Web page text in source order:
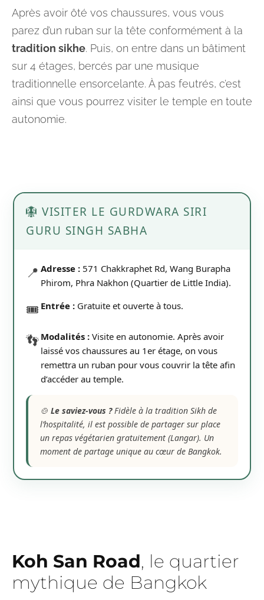
Après avoir ôté vos chaussures, vous vous
parez d’un ruban sur la tête conformément à la
tradition sikhe. Puis, on entre dans un bâtiment
sur 4 étages, bercés par une musique
traditionnelle ensorcelante. À pas feutrés, c’est
ainsi que vous pourrez visiter le temple en toute
autonomie.
🪯 VISITER LE GURDWARA SIRI
GURU SINGH SABHA
📍 Adresse : 571 Chakkraphet Rd, Wang Burapha
Phirom, Phra Nakhon (Quartier de Little India).
🎟️ Entrée : Gratuite et ouverte à tous.
👣 Modalités : Visite en autonomie. Après avoir
laissé vos chaussures au 1er étage, on vous
remettra un ruban pour vous couvrir la tête afin
d’accéder au temple.
🍲 Le saviez-vous ?Fidèle à la tradition Sikh de
l’hospitalité, il est possible de partager sur place
un repas végétarien gratuitement (Langar). Un
moment de partage unique au cœur de Bangkok.
Koh San Road, le quartier
mythique de Bangkok